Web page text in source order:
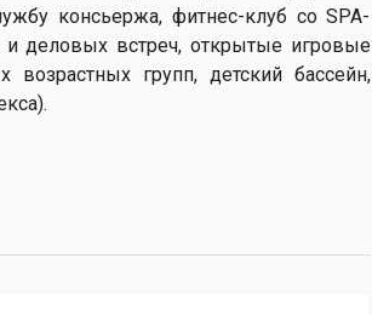
консьержа, фитнес-клуб со SPA-
и деловых встреч, открытые игровые
групп, детский бассейн,